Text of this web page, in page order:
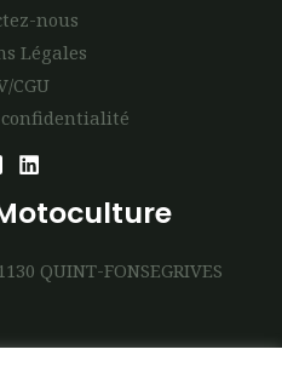
nous
Légales
CGU
QUINT-FONSEGRIVES